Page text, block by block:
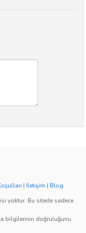
| İletişim | Blog
yoktur. Bu sitede sadece
bilgilerinin doğruluğunu